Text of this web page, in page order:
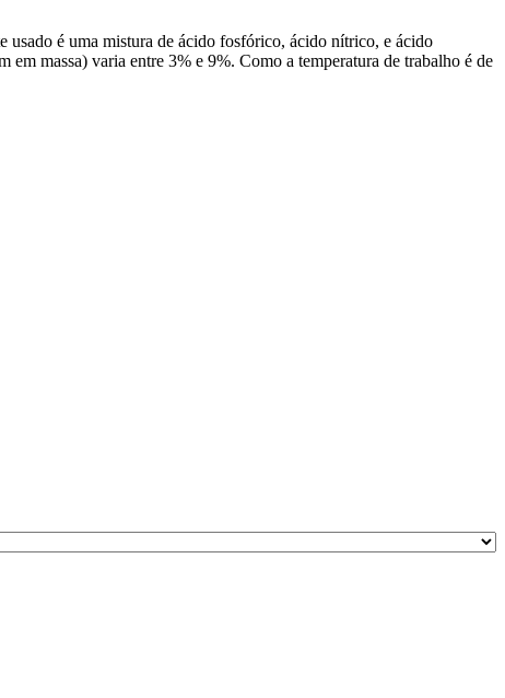
é uma mistura de ácido fosfórico, ácido nítrico, e ácido
massa) varia entre 3% e 9%. Como a temperatura de trabalho é de